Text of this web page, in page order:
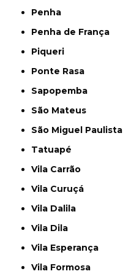
Penha
Penha de França
Piqueri
Ponte Rasa
Sapopemba
São Mateus
São Miguel Paulista
Tatuapé
Vila Carrão
Vila Curuçá
Vila Dalila
Vila Dila
Vila Esperança
Vila Formosa